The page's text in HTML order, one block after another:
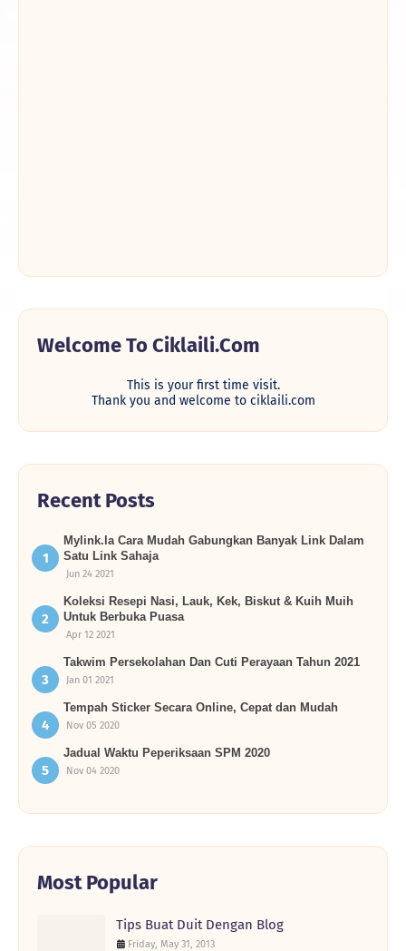
Welcome To Ciklaili.com
This is your first time visit.
Thank you and welcome to ciklaili.com
Recent Posts
Mylink.la Cara Mudah Gabungkan Banyak Link Dalam
Satu Link Sahaja
Jun 24 2021
Koleksi Resepi Nasi, Lauk, Kek, Biskut & Kuih Muih
Untuk Berbuka Puasa
Apr 12 2021
Takwim Persekolahan Dan Cuti Perayaan Tahun 2021
Jan 01 2021
Tempah Sticker Secara Online, Cepat dan Mudah
Nov 05 2020
Jadual Waktu Peperiksaan SPM 2020
Nov 04 2020
Most Popular
Tips Buat Duit Dengan Blog
Friday, May 31, 2013